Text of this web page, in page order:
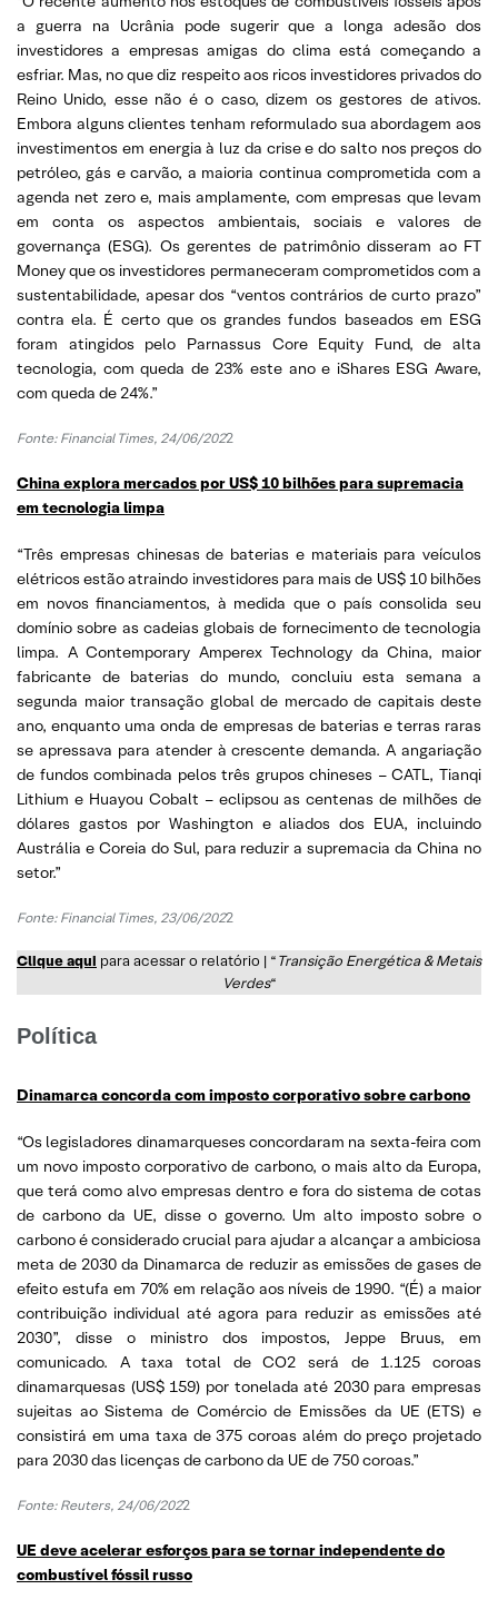
a guerra na Ucrânia pode sugerir que a longa adesão dos
investidores a empresas amigas do clima está começando a
esfriar. Mas, no que diz respeito aos ricos investidores privados do
Reino Unido, esse não é o caso, dizem os gestores de ativos.
Embora alguns clientes tenham reformulado sua abordagem aos
investimentos em energia à luz da crise e do salto nos preços do
petróleo, gás e carvão, a maioria continua comprometida com a
agenda net zero e, mais amplamente, com empresas que levam
em conta os aspectos ambientais, sociais e valores de
governança (ESG). Os gerentes de patrimônio disseram ao FT
Money que os investidores permaneceram comprometidos com a
sustentabilidade, apesar dos “ventos contrários de curto prazo”
contra ela. É certo que os grandes fundos baseados em ESG
foram atingidos pelo Parnassus Core Equity Fund, de alta
tecnologia, com queda de 23% este ano e iShares ESG Aware,
com queda de 24%.”
Fonte: Financial Times, 24/06/2022
China explora mercados por US$ 10 bilhões para supremacia
em tecnologia limpa
“Três empresas chinesas de baterias e materiais para veículos
elétricos estão atraindo investidores para mais de US$ 10 bilhões
em novos financiamentos, à medida que o país consolida seu
domínio sobre as cadeias globais de fornecimento de tecnologia
limpa. A Contemporary Amperex Technology da China, maior
fabricante de baterias do mundo, concluiu esta semana a
segunda maior transação global de mercado de capitais deste
ano, enquanto uma onda de empresas de baterias e terras raras
se apressava para atender à crescente demanda. A angariação
de fundos combinada pelos três grupos chineses – CATL, Tianqi
Lithium e Huayou Cobalt – eclipsou as centenas de milhões de
dólares gastos por Washington e aliados dos EUA, incluindo
Austrália e Coreia do Sul, para reduzir a supremacia da China no
setor.”
Fonte: Financial Times, 23/06/2022
Clique aqui para acessar o relatório | “Transição Energética & Metais
Verdes“
Política
Dinamarca concorda com imposto corporativo sobre carbono
“Os legisladores dinamarqueses concordaram na sexta-feira com
um novo imposto corporativo de carbono, o mais alto da Europa,
que terá como alvo empresas dentro e fora do sistema de cotas
de carbono da UE, disse o governo. Um alto imposto sobre o
carbono é considerado crucial para ajudar a alcançar a ambiciosa
meta de 2030 da Dinamarca de reduzir as emissões de gases de
efeito estufa em 70% em relação aos níveis de 1990. “(É) a maior
contribuição individual até agora para reduzir as emissões até
2030”, disse o ministro dos impostos, Jeppe Bruus, em
comunicado. A taxa total de CO2 será de 1.125 coroas
dinamarquesas (US$ 159) por tonelada até 2030 para empresas
sujeitas ao Sistema de Comércio de Emissões da UE (ETS) e
consistirá em uma taxa de 375 coroas além do preço projetado
para 2030 das licenças de carbono da UE de 750 coroas.”
Fonte: Reuters, 24/06/2022
UE deve acelerar esforços para se tornar independente do
combustível fóssil russo